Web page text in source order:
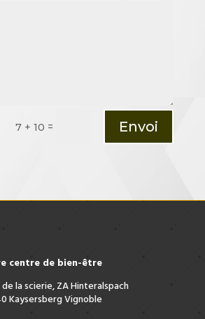
7 + 10 = Envoi
centre de bien-être
de la scierie, ZA Hinteralspach
Kaysersberg Vignoble